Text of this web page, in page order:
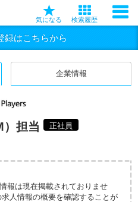
気になる 検索履歴
録はこちらから
企業情報
）担当 正社員
報は現在掲載されておりませ
人情報の概要を確認することが